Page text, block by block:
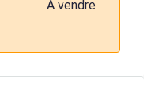
A vendre